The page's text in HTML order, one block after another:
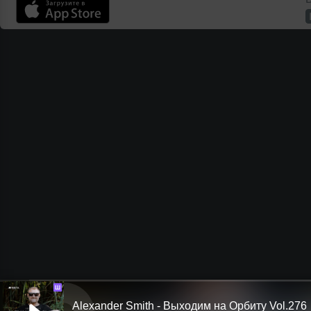
Ш
Alexander Smith - Выходим на Орбиту Vol.276